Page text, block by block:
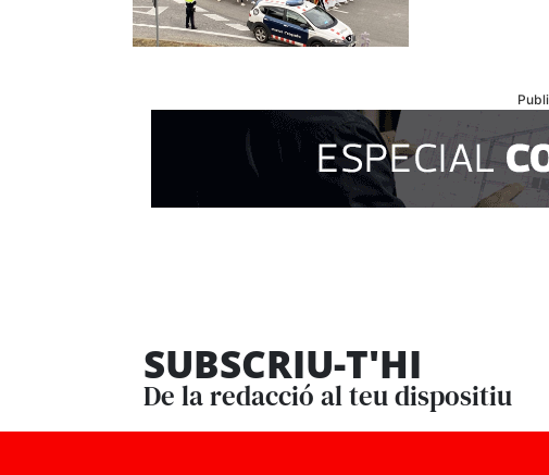
SUBSCRIU-T'HI
De la redacció al teu dispositiu